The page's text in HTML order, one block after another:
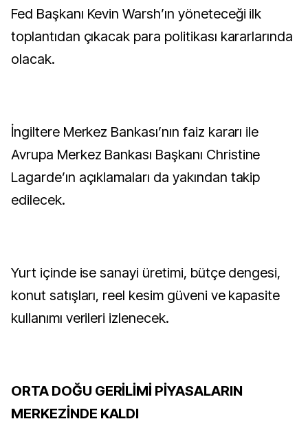
Fed Başkanı Kevin Warsh’ın yöneteceği ilk
toplantıdan çıkacak para politikası kararlarında
olacak.
İngiltere Merkez Bankası’nın faiz kararı ile
Avrupa Merkez Bankası Başkanı Christine
Lagarde’ın açıklamaları da yakından takip
edilecek.
Yurt içinde ise sanayi üretimi, bütçe dengesi,
konut satışları, reel kesim güveni ve kapasite
kullanımı verileri izlenecek.
ORTA DOĞU GERİLİMİ PİYASALARIN
MERKEZİNDE KALDI